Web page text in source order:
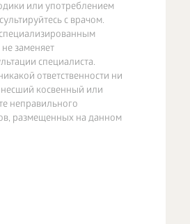
или употреблением
с врачом.
заменяет
специалиста.
ответственности ни
косвенный или
неправильного
размещенных на данном